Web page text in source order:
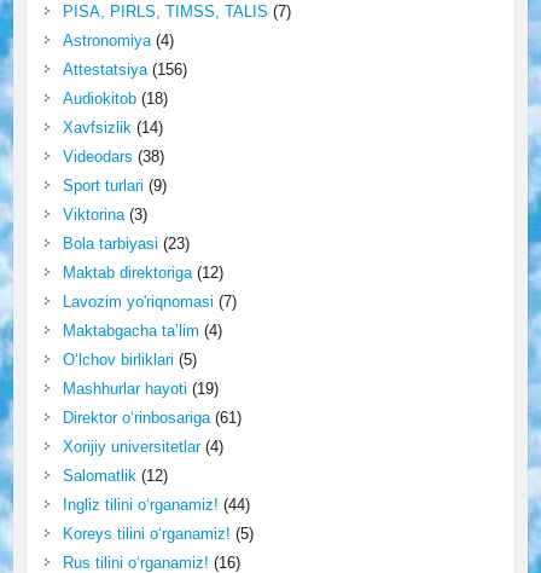
PISA, PIRLS, TIMSS, TALIS (7)
Astronomiya(4)
Attestatsiya(156)
Audiokitob(18)
Xavfsizlik (14)
Videodars (38)
Sport turlari (9)
Viktorina(3)
Bola tarbiyasi (23)
Maktab direktoriga(12)
Lavozim yo'riqnomasi (7)
Maktabgacha ta’lim (4)
O‘lchov birliklari (5)
Mashhurlar hayoti (19)
Direktor o‘rinbosariga(61)
Xorijiy universitetlar(4)
Salomatlik (12)
Ingliz tilini o‘rganamiz! (44)
Koreys tilini o‘rganamiz! (5)
Rus tilini o‘rganamiz! (16)